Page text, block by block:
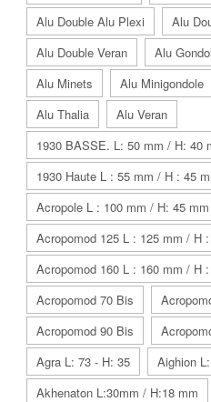
Alu Double Alu Plexi
Alu
Alu Double Veran
Alu
Alu Minets
Alu Minigondole
Alu Thalia
Alu Veran
1930 BASSE. L: 50 mm / H: 40
1930 Haute L : 55 mm / H : 45
Acropole L : 100 mm / H: 45 mm
Acropomod 125 L : 125 mm / H
Acropomod 160 L : 160 mm / H
Acropomod 70 Bis
Acropomod 90 Bis
Agra L: 73 - H: 35
Aighion
Akhenaton L:30mm / H:18 mm